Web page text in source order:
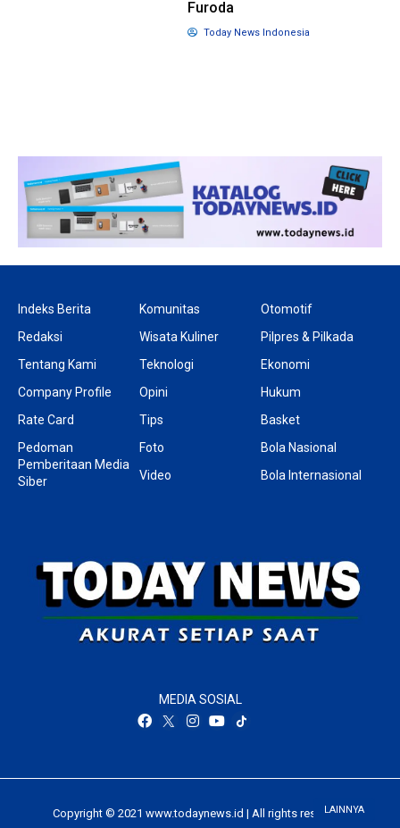
Furoda
Today News Indonesia
LAINNYA
Indeks Berita
Redaksi
Tentang Kami
Company Profile
Rate Card
Pedoman
Pemberitaan Media
Siber
Komunitas
Wisata Kuliner
Teknologi
Opini
Tips
Foto
Video
Otomotif
Pilpres & Pilkada
Ekonomi
Hukum
Basket
Bola Nasional
Bola Internasional
MEDIA SOSIAL
Copyright © 2021 www.todaynews.id | All rights reserved.